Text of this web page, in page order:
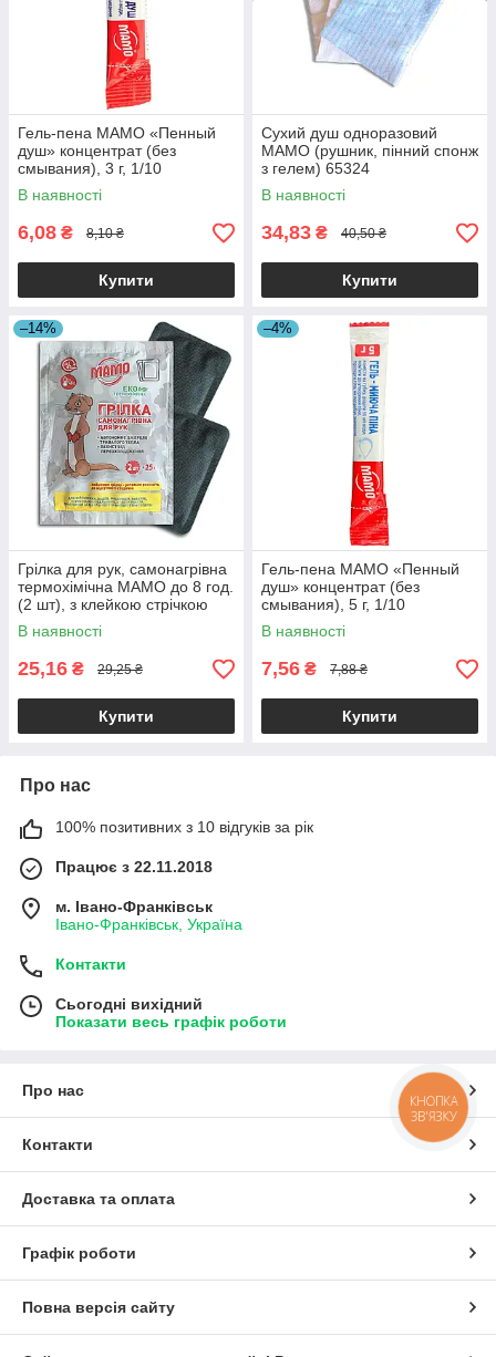
Гель-пена МАМО «Пенный
душ» концентрат (без
смывания), 3 г, 1/10
В наявності
6,08 ₴ 8,10 ₴
Купити
Сухий душ одноразовий
МАМО (рушник, пінний спонж
з гелем) 65324
В наявності
34,83 ₴ 40,50 ₴
Купити
–14%
Грілка для рук, самонагрівна
термохімічна МАМО до 8 год.
(2 шт), з клейкою стрічкою
65324
В наявності
25,16 ₴ 29,25 ₴
Купити
–4%
Гель-пена МАМО «Пенный
душ» концентрат (без
смывания), 5 г, 1/10
В наявності
7,56 ₴ 7,88 ₴
Купити
Про нас
100% позитивних з 10 відгуків за рік
Працює з 22.11.2018
м. Івано-Франківськ
Івано-Франківськ, Україна
Контакти
Сьогодні вихідний
Показати весь графік роботи
Про нас
Контакти
Доставка та оплата
Графік роботи
Повна версія сайту
КНОПКА
ЗВ'ЯЗКУ